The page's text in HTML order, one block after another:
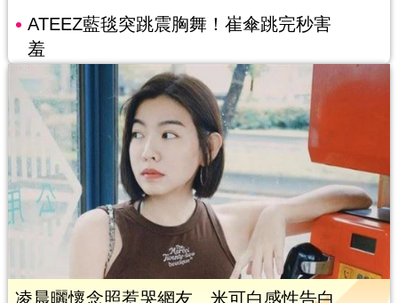
ATEEZ藍毯突跳震胸舞！崔傘跳完秒害
羞
凌晨曬懷念照惹哭網友 米可白感性告白